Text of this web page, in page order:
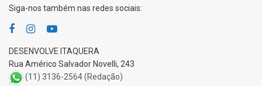
Siga-nos também nas redes sociais:
DESENVOLVE ITAQUERA
Rua Américo Salvador Novelli, 243
(11) 3136-2564 (Redação)